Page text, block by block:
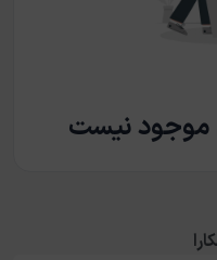
موجود نیست